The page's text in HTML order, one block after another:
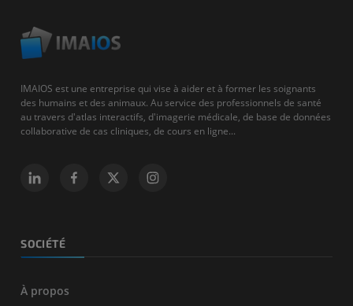
IMAIOS est une entreprise qui vise à aider et à former les soignants
des humains et des animaux. Au service des professionnels de santé
au travers d'atlas interactifs, d'imagerie médicale, de base de données
collaborative de cas cliniques, de cours en ligne...
SOCIÉTÉ
À propos